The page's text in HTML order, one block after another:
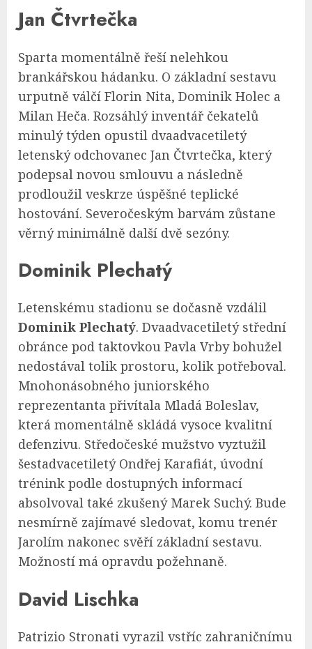
Jan Čtvrtečka
Sparta momentálně řeší nelehkou
brankářskou hádanku. O základní sestavu
urputně válčí Florin Nita, Dominik Holec a
Milan Heča. Rozsáhlý inventář čekatelů
minulý týden opustil dvaadvacetiletý
letenský odchovanec Jan Čtvrtečka, který
podepsal novou smlouvu a následně
prodloužil veskrze úspěšné teplické
hostování. Severočeským barvám zůstane
věrný minimálně další dvě sezóny.
Dominik Plechatý
Letenskému stadionu se dočasně vzdálil
Dominik Plechatý. Dvaadvacetiletý střední
obránce pod taktovkou Pavla Vrby bohužel
nedostával tolik prostoru, kolik potřeboval.
Mnohonásobného juniorského
reprezentanta přivítala Mladá Boleslav,
která momentálně skládá vysoce kvalitní
defenzivu. Středočeské mužstvo vyztužil
šestadvacetiletý Ondřej Karafiát, úvodní
trénink podle dostupných informací
absolvoval také zkušený Marek Suchý. Bude
nesmírně zajímavé sledovat, komu trenér
Jarolím nakonec svěří základní sestavu.
Možností má opravdu požehnaně.
David Lischka
Patrizio Stronati vyrazil vstříc zahraničnímu